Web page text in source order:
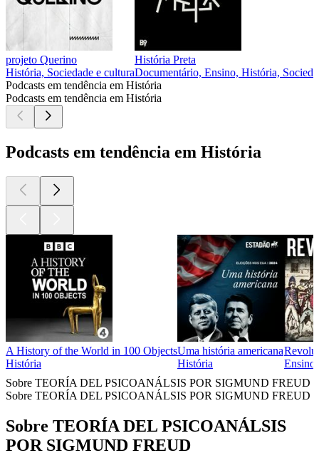
projeto Querino
História, Sociedade e cultura
História Preta
Documentário, Ensino, História,
Podcasts em tendência em História
Podcasts em tendência em História
Podcasts em tendência em História
A History of the World in 100 Objects
História
Uma história americana
História
Sobre TEORÍA DEL PSICOANÁLSIS POR SIGMUND FREUD
Sobre TEORÍA DEL PSICOANÁLSIS POR SIGMUND FREUD
Sobre TEORÍA DEL PSICOANÁLSIS
POR SIGMUND FREUD